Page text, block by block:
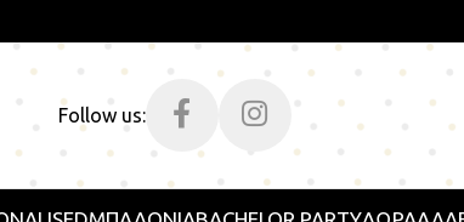
Follow us: